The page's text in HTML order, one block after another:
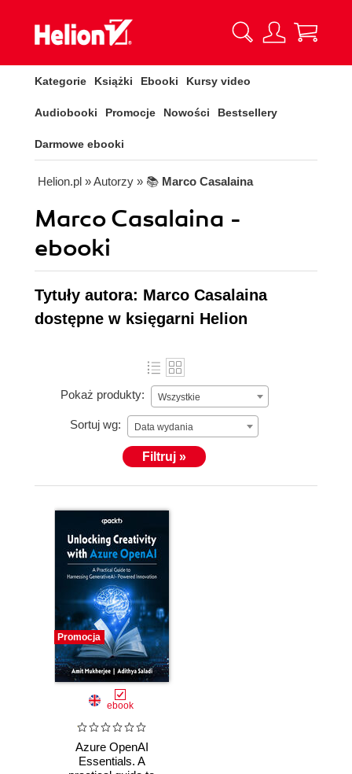
Kategorie Książki Ebooki Kursy video
Audiobooki Promocje Nowości Bestsellery
Darmowe ebooki
Helion.pl » Autorzy » 📚 Marco Casalaina
Marco Casalaina -
ebooki
Tytuły autora: Marco Casalaina
dostępne w księgarni Helion
Pokaż produkty: Wszystkie
Sortuj wg: Data wydania
Filtruj »
Promocja
ebook
Azure OpenAI
Essentials. A